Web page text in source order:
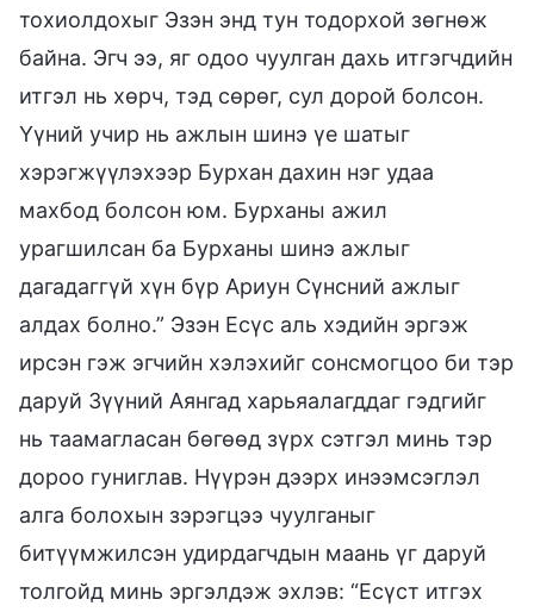
тохиолдохыг Эзэн энд тун тодорхой зөгнөж
байна. Эгч ээ, яг одоо чуулган дахь итгэгчдийн
итгэл нь хөрч, тэд сөрөг, сул дорой болсон.
Үүний учир нь ажлын шинэ үе шатыг
хэрэгжүүлэхээр Бурхан дахин нэг удаа
махбод болсон юм. Бурханы ажил
урагшилсан ба Бурханы шинэ ажлыг
дагадаггүй хүн бүр Ариун Сүнсний ажлыг
алдах болно.” Эзэн Есүс аль хэдийн эргэж
ирсэн гэж эгчийн хэлэхийг сонсмогцоо би тэр
даруй Зүүний Аянгад харьяалагддаг гэдгийг
нь таамагласан бөгөөд зүрх сэтгэл минь тэр
дороо гуниглав. Нүүрэн дээрх инээмсэглэл
алга болохын зэрэгцээ чуулганыг
битүүмжилсэн удирдагчдын маань үг даруй
толгойд минь эргэлдэж эхлэв: “Есүст итгэх